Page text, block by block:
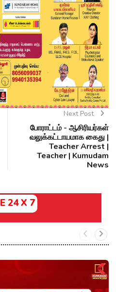
Next Post
போராட்டம் - ஆசிரியர்கள்
வலுக்கட்டாயமாக கைது |
Teacher Arrest |
Teacher | Kumudam
News
24 X 7